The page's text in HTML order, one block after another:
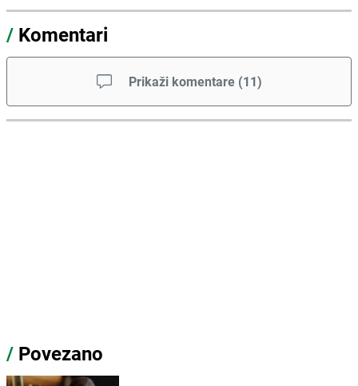
/ Komentari
Prikaži komentare (11)
/ Povezano